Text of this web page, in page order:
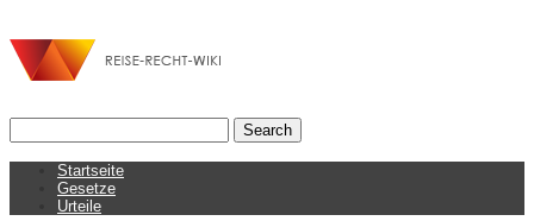
Startseite
Gesetze
Urteile